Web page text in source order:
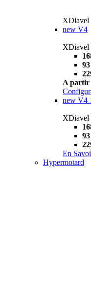
XDiavel
new V4
XDiavel
A partir
new V4
XDiavel
En
Hypermotard